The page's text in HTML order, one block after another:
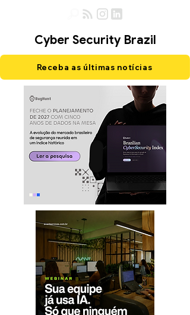
Cyber Security Brazil
Receba as últimas notícias